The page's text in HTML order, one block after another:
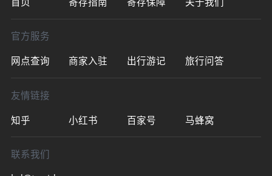
官方服务
网点查询
商家入驻 出行游记 旅行问答
友情链接
知乎
小红书 百家号 马蜂窝
联系我们